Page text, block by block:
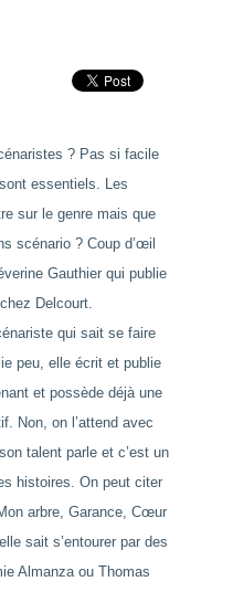
? Pas si facile
essentiels. Les
sur le genre mais que
scénario ? Coup d’œil
Gauthier qui publie
Delcourt.
qui sait se faire
peu, elle écrit et publie
et possède déjà une
Non, on l’attend avec
talent parle et c’est un
histoires. On peut citer
arbre,Garance,Cœur
sait s’entourer par des
Almanza ou Thomas